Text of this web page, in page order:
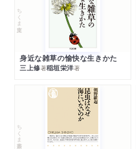
ちくま文庫
身近な雑草の愉快な生きかた
三上修著稲垣栄洋著
ちくま新書